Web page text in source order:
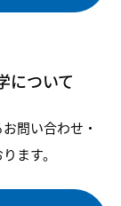
について
問い合わせ・
ます。